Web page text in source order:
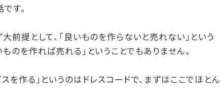
す。
前提として、「良いものを作らないと売れない」という
のを作れば売れる」ということでもありません。
を作る」というのはドレスコードで、まずはここでほとん